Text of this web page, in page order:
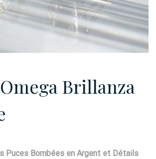
Brillanza
Puces Bombées en Argent et Détails